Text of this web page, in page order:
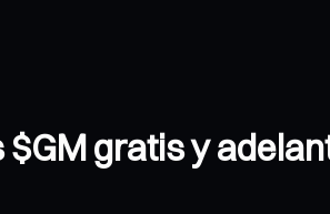
gratis y